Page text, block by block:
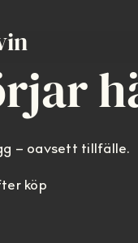
– oavsett tillfälle.
köp